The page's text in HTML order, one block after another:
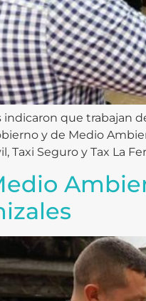
que trabajan
y de Medio
Taxi Seguro y Tax La